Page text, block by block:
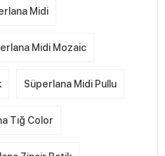
Midi
Midi Mozaic
Süperlana Midi Pullu
Tığ Color